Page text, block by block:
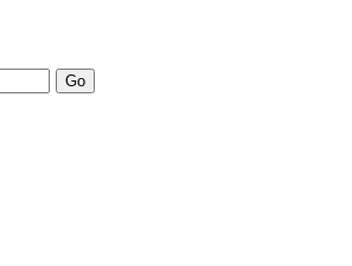
รับจ้างโพสต์ขายบ้าน รับจ้างโพสต์อสัง
รับรองผล อันดับ1 การโพสต์ขายอสังหา
ที่ดิน คอนโด ติดGoogleหน้าแรกได้จริงๆ
บ้าน อสังหาโพสต์ เชื่อถือได้จริง รับ
บริษัท ถูกและดีที่สุด ไม่มีค่านายหน้า
งโอกาสในการขายได้มากกว่า ที่เดียว ที่